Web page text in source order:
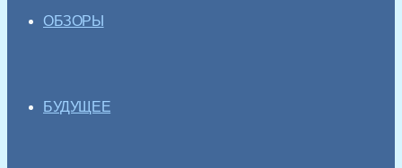
ОБЗОРЫ
БУДУЩЕЕ